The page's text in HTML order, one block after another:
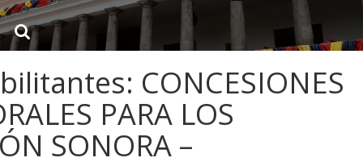
CONCESIONES
PARA LOS
SONORA –